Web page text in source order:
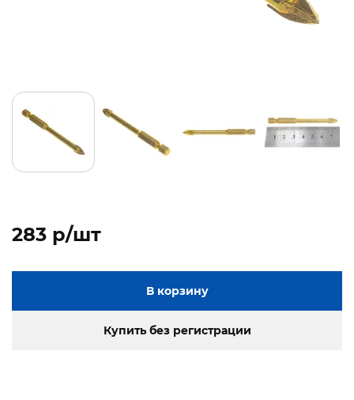
283 p/шт
В корзину
Купить без регистрации